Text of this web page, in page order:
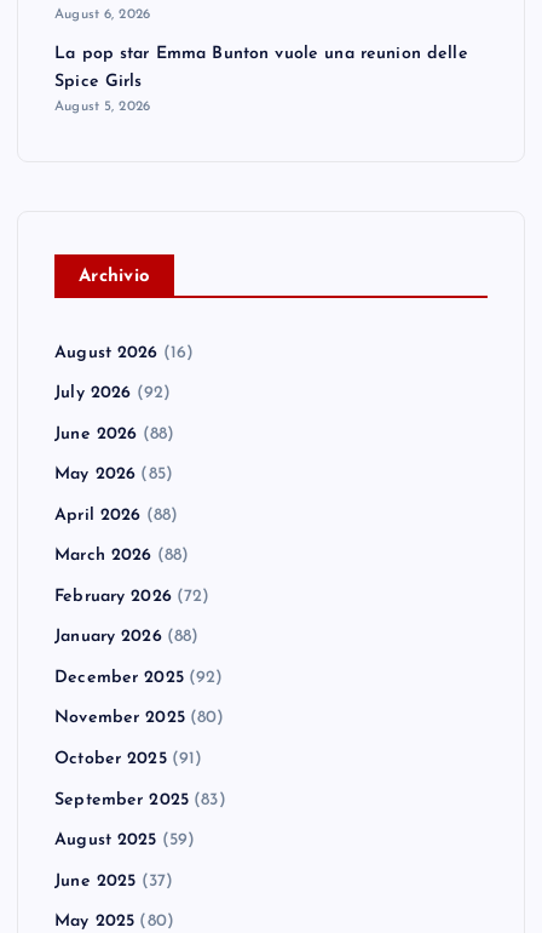
August 6, 2026
La pop star Emma Bunton vuole una reunion delle
Spice Girls
August 5, 2026
Archivio
August 2026 (16)
July 2026 (92)
June 2026 (88)
May 2026 (85)
April 2026 (88)
March 2026 (88)
February 2026(72)
January 2026(88)
December 2025(92)
November 2025(80)
October 2025(91)
September 2025 (83)
August 2025 (59)
June 2025 (37)
May 2025 (80)